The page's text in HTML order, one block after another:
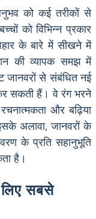
को कई तरीकों से
को विभिन्न प्रकार
के बारे में सीखने में
की व्यापक समझ में
जानवरों से संबंधित नई
सकती हैं। वे रंग भरने
और बढ़िया
अलावा, जानवरों के
के प्रति सहानुभूति
है।
सबसे